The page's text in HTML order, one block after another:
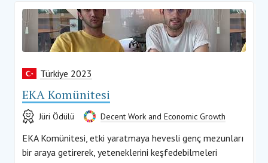
Türkiye 2023
EKA Komünitesi
Jüri Ödülü Decent Work and Economic Growth
EKA Komünitesi, etki yaratmaya hevesli genç mezunları
bir araya getirerek, yeteneklerini keşfedebilmeleri